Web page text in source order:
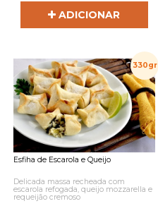
ADICIONAR
330gr
Esfiha de Escarola e Queijo
Delicada massa recheada com
escarola refogada, queijo mozzarella e
requeijão cremoso